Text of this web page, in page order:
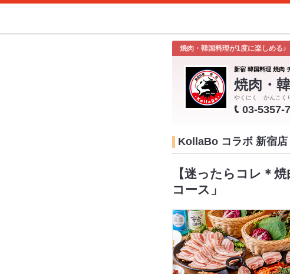
焼肉・韓国料理が1度に楽しめる♪
新宿 韓国料理 焼肉
焼肉・
やくにく かんこく
03-5357-
KollaBo コラボ 新宿
【迷ったらコレ＊
コース」